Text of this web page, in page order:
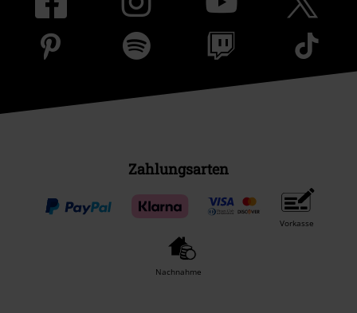
Zahlungsarten
Vorkasse
Nachnahme